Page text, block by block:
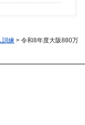
訓練 > 令和8年度大阪880万